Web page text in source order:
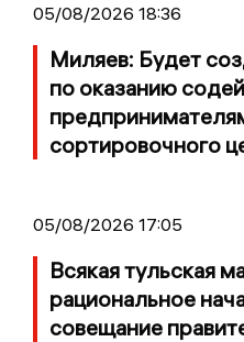
05/08/2026 18:36
Миляев: Будет
по оказанию
сортировочного
05/08/2026 17:05
Всякая тульская
рациональное
совещание